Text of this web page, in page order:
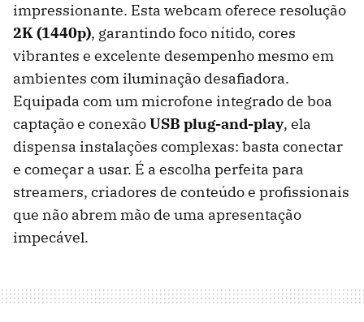
impressionante. Esta webcam oferece resolução
2K (1440p), garantindo foco nítido, cores
vibrantes e excelente desempenho mesmo em
ambientes com iluminação desafiadora.
Equipada com um microfone integrado de boa
captação e conexãoUSB plug-and-play, ela
dispensa instalações complexas: basta conectar
e começar a usar. É a escolha perfeita para
streamers, criadores de conteúdo e profissionais
que não abrem mão de uma apresentação
impecável.